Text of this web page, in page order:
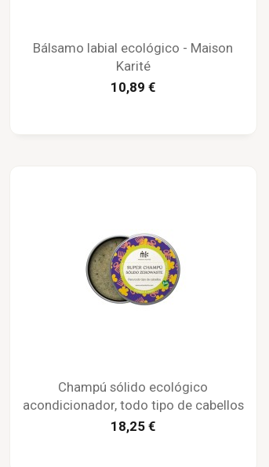
Bálsamo labial ecológico - Maison
Karité
10,89 €
Champú sólido ecológico
acondicionador, todo tipo de cabellos
- Maison Karité
18,25 €